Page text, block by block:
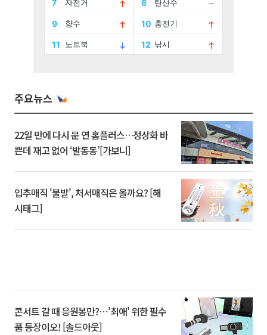
주요뉴스
22일 만에 다시 문 연 홈플러스…정상화 바
쁜데 재고 없어 ‘발동동’[가보니]
입추매직 '불발', 처서매직은 올까요? [해
시태그]
콘서트 갈 때 응원봉만?⋯'최애' 위한 필수
품 등장이오! [솔드아웃]